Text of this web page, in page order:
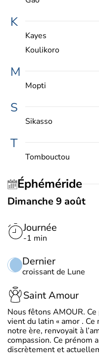
K
Kayes
Koulikoro
M
Mopti
S
Sikasso
T
Tombouctou
Éphéméride
Dimanche 9 août
Journée
-1 min
Dernier
croissant de Lune
Saint Amour
Nous fêtons AMOUR.
vient du latin « amor .
notre ère, renvoyait à
compassion. Ce prénom
discrètement et